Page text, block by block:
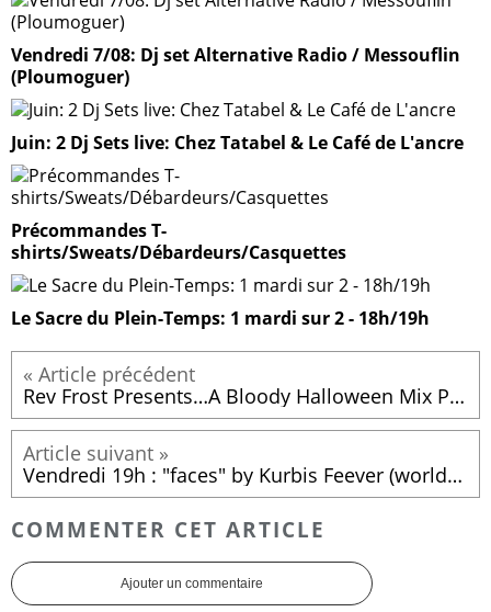
Vendredi 7/08: Dj set Alternative Radio / Messouflin
(Ploumoguer)
Juin: 2 Dj Sets live: Chez Tatabel & Le Café de L'ancre
Précommandes T-
shirts/Sweats/Débardeurs/Casquettes
Le Sacre du Plein-Temps: 1 mardi sur 2 - 18h/19h
Rev Frost Presents…A Bloody Halloween Mix Part 2!
Vendredi 19h : "faces" by Kurbis Feever (worldwide mix)
COMMENTER CET ARTICLE
Ajouter un commentaire